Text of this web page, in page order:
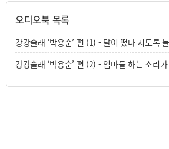
박용순 육성 // “최 선생님이 문화재가
이 자기 밑에다 전수생을 하나는 둬야
서. 그랬거든요. 처음에는 나는 애기를
도 많고 그러니까 나는 안 한다 했어
고 몇 번 했는데, 그때가 금성초등학
담환 씨가 오셨드마. 와서 소리를 해
술래를 한번. 그러니까 뭣도 없이 해
다. 그때.
오디오북 목록
강강술래 ‘박용순’ 편 (1) - 달이 떴다 지도록
강강술래 ‘박용순’ 편 (2) - 엄마들 하는 소리